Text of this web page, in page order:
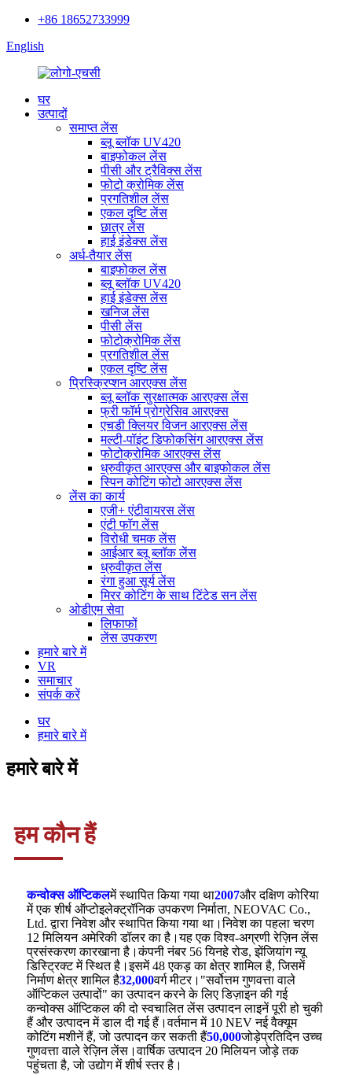
+86 18652733999
English
घर
उत्पादों
समाप्त लेंस
ब्लू ब्लॉक UV420
बाइफोकल लेंस
पीसी और ट्रैविक्स लेंस
फोटो क्रोमिक लेंस
प्रगतिशील लेंस
एकल दृष्टि लेंस
छात्र लेंस
हाई इंडेक्स लेंस
अर्ध-तैयार लेंस
बाइफोकल लेंस
ब्लू ब्लॉक UV420
हाई इंडेक्स लेंस
खनिज लेंस
पीसी लेंस
फोटोक्रोमिक लेंस
प्रगतिशील लेंस
एकल दृष्टि लेंस
प्रिस्क्रिप्शन आरएक्स लेंस
ब्लू ब्लॉक सुरक्षात्मक आरएक्स लेंस
फ्री फॉर्म प्रोग्रेसिव आरएक्स
एचडी क्लियर विजन आरएक्स लेंस
मल्टी-पॉइंट डिफोकसिंग आरएक्स लेंस
फोटोक्रोमिक आरएक्स लेंस
ध्रुवीकृत आरएक्स और बाइफोकल लेंस
स्पिन कोटिंग फोटो आरएक्स लेंस
लेंस का कार्य
एजी+ एंटीवायरस लेंस
एंटी फॉग लेंस
विरोधी चमक लेंस
आईआर ब्लू ब्लॉक लेंस
ध्रुवीकृत लेंस
रंगा हुआ सूर्य लेंस
मिरर कोटिंग के साथ टिंटेड सन लेंस
ओडीएम सेवा
लिफाफों
लेंस उपकरण
हमारे बारे में
VR
समाचार
संपर्क करें
घर
हमारे बारे में
हमारे बारे में
हम कौन हैं
कन्वोक्स ऑप्टिकलमें स्थापित किया गया था2007और दक्षिण कोरिया
में एक शीर्ष ऑप्टोइलेक्ट्रॉनिक उपकरण निर्माता, NEOVAC Co.,
Ltd. द्वारा निवेश और स्थापित किया गया था।निवेश का पहला चरण
12 मिलियन अमेरिकी डॉलर का है।यह एक विश्व-अग्रणी रेज़िन लेंस
प्रसंस्करण कारखाना है।कंपनी नंबर 56 यिनहे रोड, झेंजियांग न्यू
डिस्ट्रिक्ट में स्थित है।इसमें 48 एकड़ का क्षेत्र शामिल है, जिसमें
निर्माण क्षेत्र शामिल है32,000वर्ग मीटर।"सर्वोत्तम गुणवत्ता वाले
ऑप्टिकल उत्पादों" का उत्पादन करने के लिए डिज़ाइन की गई
कन्वोक्स ऑप्टिकल की दो स्वचालित लेंस उत्पादन लाइनें पूरी हो चुकी
हैं और उत्पादन में डाल दी गई हैं।वर्तमान में 10 NEV नई वैक्यूम
कोटिंग मशीनें हैं, जो उत्पादन कर सकती हैं50,000जोड़ेप्रतिदिन उच्च
गुणवत्ता वाले रेज़िन लेंस।वार्षिक उत्पादन 20 मिलियन जोड़े तक
पहुंचता है, जो उद्योग में शीर्ष स्तर है।